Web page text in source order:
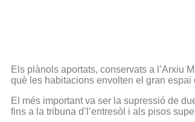
Els plànols aportats, conservats a l’Arxiu
què les habitacions envolten el gran
El més important va ser la supressió de
fins a la tribuna d’l’entresòl i als pisos